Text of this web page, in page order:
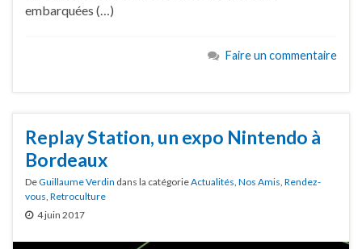
embarquées (…)
Faire un commentaire
Replay Station, un expo Nintendo à
Bordeaux
DeGuillaume Verdin dans la catégorieActualités Nos Amis Rendez-
vous Retroculture
4 juin 2017